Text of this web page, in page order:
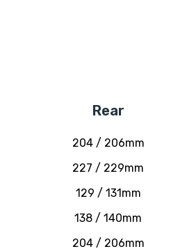
Rear
204 / 206mm
227 / 229mm
129 / 131mm
138 / 140mm
204 / 206mm